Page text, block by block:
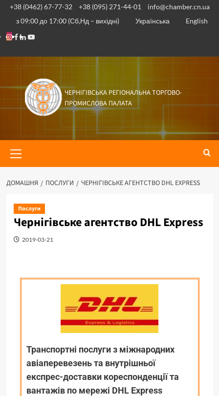
+38 (0462) 67-77-32 +38 (095) 271-44-01
info@chamber.cn.ua
з 09:00 до 17:00 (Сб,Нд – вихідні)
Українська English
ЧЕРНІГІВСЬКА РЕГІОНАЛЬНА ТОРГОВО-
ПРОМИСЛОВА ПАЛАТА
ДОМАШНЯ ПОСЛУГИ ЧЕРНІГІВСЬКЕ АГЕНТСТВО DHL EXPRESS
Послуги
Чернігівське агентство DHL Express
2019-03-21
Транспортні послуги з міжнародних
авіаперевезень та внутрішньої
експрес-доставки кореспонденції та
вантажів по мережі DHL Express